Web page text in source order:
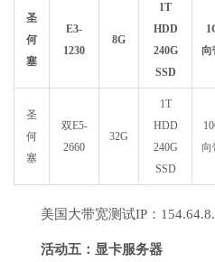
圣
何
塞
E3-
1230
8G
1T
HDD
240G
SSD
向
圣
何
塞
双E5-
2660
32G
1T
HDD
240G
SSD
向
美国大带宽测试IP：
活动五：显卡服务器